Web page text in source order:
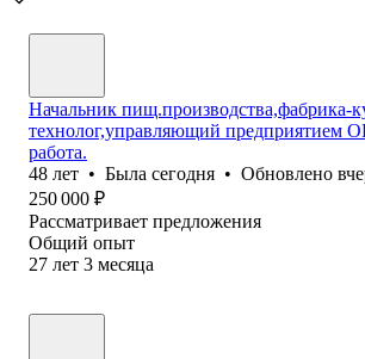
Начальник пищ.производства,фабрика-
технолог,управляющий предприятием
работа.
48 лет • Была сегодня • Обновлено
250 000 ₽
Рассматривает предложения
Общий опыт
27 лет 3 месяца